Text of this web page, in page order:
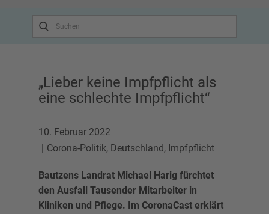
„Lieber keine Impfpflicht als
eine schlechte Impfpflicht“
10. Februar 2022
Corona-Politik, Deutschland, Impfpflicht
Bautzens Landrat Michael Harig fürchtet
den Ausfall Tausender Mitarbeiter in
Kliniken und Pflege. Im CoronaCast erklärt